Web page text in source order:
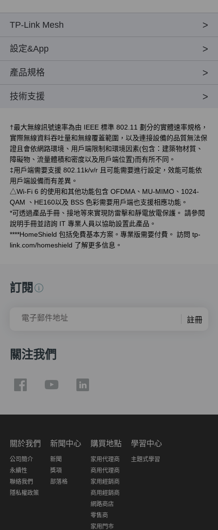
TP-Link Mesh
設定&App
產品規格
技術支援
†最大無線訊號速率為由 IEEE 標準 802.11 劃分的實體速率規格，
實際無線資料吞吐量和無線覆蓋範圍，以及連接設備的品質無法保
證且會依網路環境、用戶端限制和環境因素(包含：建築物材質、
障礙物、流量體積和密度以及用戶端位置)而有所不同。
‡用戶端需要支援 802.11k/v/r 且可能需要進行設定，效能可能依
用戶端設備而有差異。
△Wi-Fi 6 的使用和其他功能包含 OFDMA、MU-MIMO、1024-
QAM 、HE160以及 BSS 色彩需要用戶端也支援相應功能。
*可透過產品手冊、接地等來實現防雷擊和靜電放電保護。 請參閱
說明手冊並諮詢 IT 專業人員以協助設置此產品。
****HomeShield 包括免費基本方案。專業版需要付費。 訪問 tp-
link.com/homeshield 了解更多信息。
訂閱
電子郵件地址 註冊
關注我們
關於我們
公司簡介
永續性
聯絡我們
隱私權政策
新聞中心
新聞
獎項
部落格
購買地點
家用代理商
商用代理商
家用經銷商
商用經銷商
網路商店
零售商
家用門市
學習中心
主題式學習